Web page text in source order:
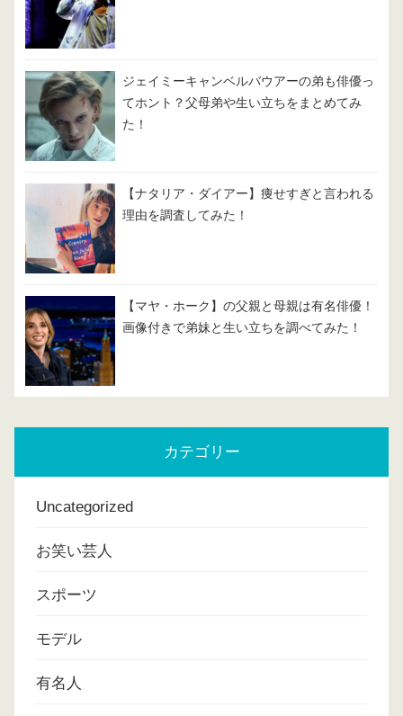
ジェイミーキャンベルバウアーの弟も俳優っ
てホント？父母弟や生い立ちをまとめてみ
た！
【ナタリア・ダイアー】痩せすぎと言われる
理由を調査してみた！
【マヤ・ホーク】の父親と母親は有名俳優！
画像付きで弟妹と生い立ちを調べてみた！
カテゴリー
Uncategorized
お笑い芸人
スポーツ
モデル
有名人